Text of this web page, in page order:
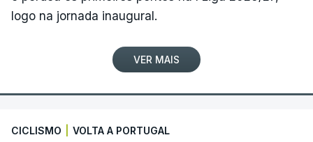
logo na jornada inaugural.
VER MAIS
CICLISMO VOLTA A PORTUGAL